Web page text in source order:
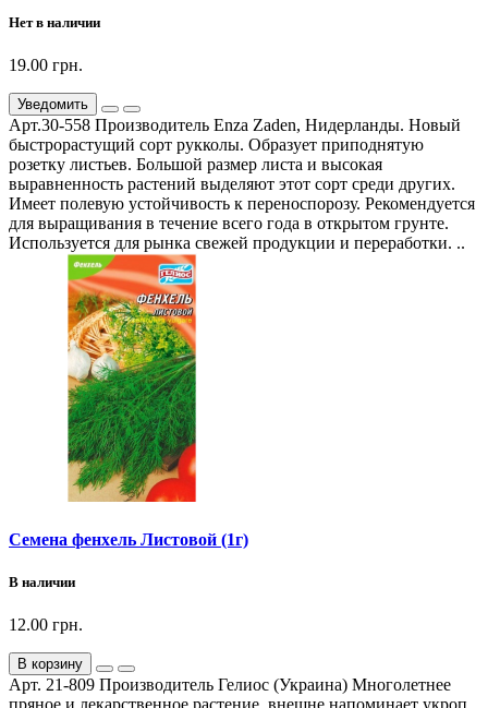
Нет в наличии
19.00 грн.
Уведомить
Арт.30-558 Производитель Enza Zaden, Нидерланды. Новый
быстрорастущий сорт рукколы. Образует приподнятую
розетку листьев. Большой размер листа и высокая
выравненность растений выделяют этот сорт среди других.
Имеет полевую устойчивость к переноспорозу. Рекомендуется
для выращивания в течение всего года в открытом грунте.
Используется для рынка свежей продукции и переработки. ..
Семена фенхель Листовой (1г)
В наличии
12.00 грн.
В корзину
Арт. 21-809 Производитель Гелиос (Украина) Многолетнее
пряное и лекарственное растение, внешне напоминает укроп,